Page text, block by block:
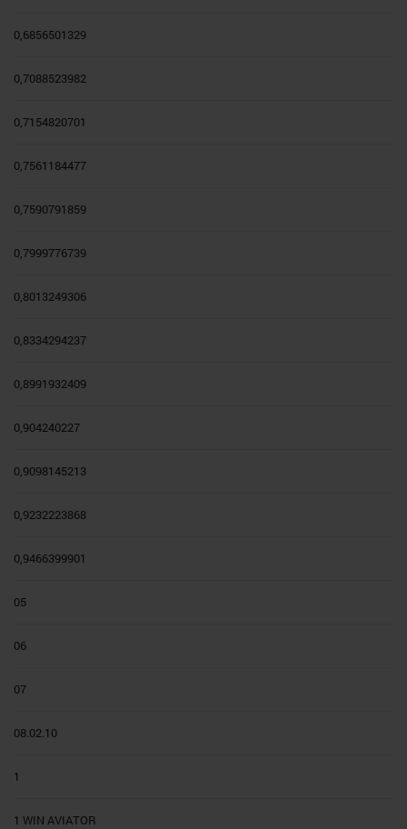
0,6856501329
0,7088523982
0,7154820701
0,7561184477
0,7590791859
0,7999776739
0,8013249306
0,8334294237
0,8991932409
0,904240227
0,9098145213
0,9232223868
0,9466399901
05
06
07
08.02.10
1
1 WIN AVIATOR